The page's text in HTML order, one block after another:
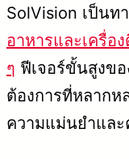
SolVision เป็นท
อาหารและเครื่อ
ๆ ฟีเจอร์ขั้นสูงข
ต้องการที่หลากห
ความแม่นยำแล